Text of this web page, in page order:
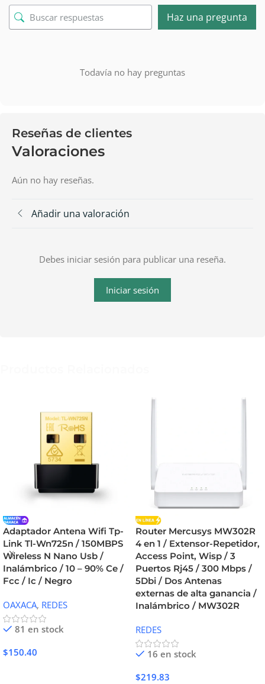
Haz una pregunta
Todavía no hay preguntas
Reseñas de clientes
Valoraciones
Aún no hay reseñas.
Añadir una valoración
Debes iniciar sesión para publicar una reseña.
Iniciar sesión
Adaptador Antena Wifi Tp-
Link Tl-Wn725n / 150MBPS
Wireless N Nano Usb /
Inalámbrico / 10 – 90% Ce /
Fcc / Ic / Negro
OAXACA, REDES
81 en stock
$150.40
Router Mercusys MW302R
4 en 1 / Extensor-Repetidor,
Access Point, Wisp / 3
Puertos Rj45 / 300 Mbps /
5Dbi / Dos Antenas
externas de alta ganancia /
Inalámbrico / MW302R
REDES
16 en stock
$219.83